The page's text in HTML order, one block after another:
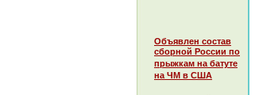
Объявлен состав
сборной России по
прыжкам на батуте
на ЧМ в США